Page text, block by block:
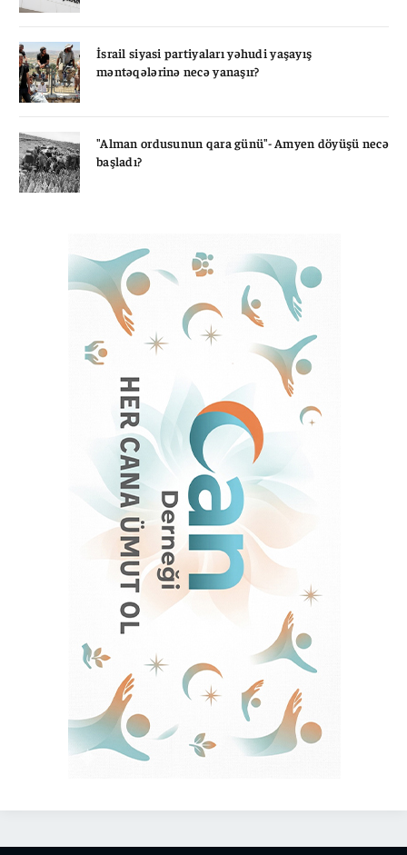
İsrail siyasi partiyaları yəhudi yaşayış
məntəqələrinə necə yanaşır?
"Alman ordusunun qara günü"- Amyen döyüşü necə
başladı?